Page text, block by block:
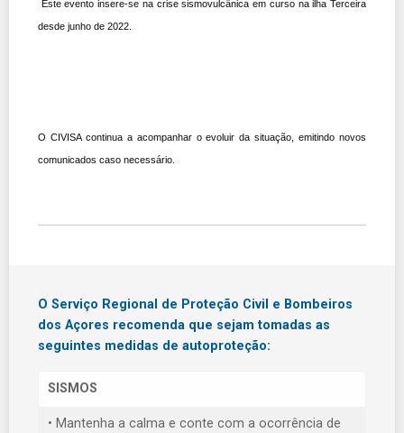
Este evento insere-se na crise sismovulcânica em curso na ilha Terceira
desde junho de 2022.
O CIVISA continua a acompanhar o evoluir da situação, emitindo novos
comunicados caso necessário.
O Serviço Regional de Proteção Civil e Bombeiros
dos Açores recomenda que sejam tomadas as
seguintes medidas de autoproteção:
SISMOS
• Mantenha a calma e conte com a ocorrência de